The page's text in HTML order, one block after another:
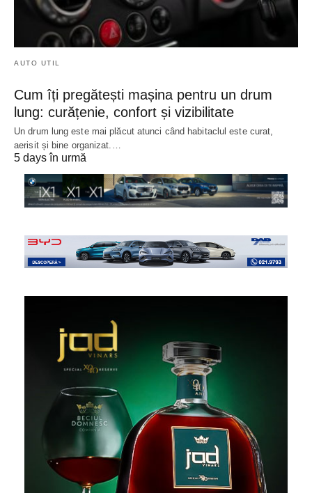
AUTO UTIL
Cum îți pregătești mașina pentru un drum
lung: curățenie, confort și vizibilitate
Un drum lung este mai plăcut atunci când habitaclul este curat,
aerisit și bine organizat.…
5 days în urmă